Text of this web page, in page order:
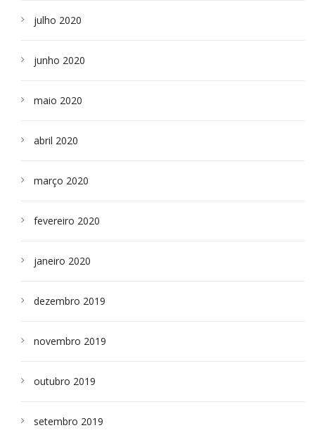
julho 2020
junho 2020
maio 2020
abril 2020
março 2020
fevereiro 2020
janeiro 2020
dezembro 2019
novembro 2019
outubro 2019
setembro 2019